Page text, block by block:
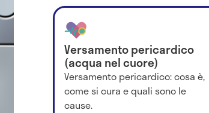
Versamento pericardico
(acqua nel cuore)
Versamento pericardico: cosa è,
come si cura e quali sono le
cause.